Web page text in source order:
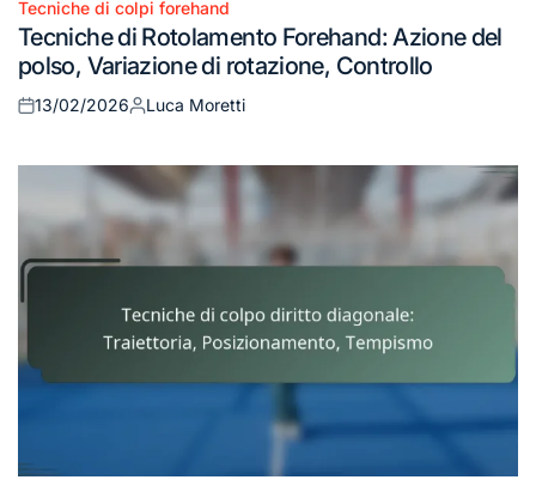
Posted
in
Tecniche di colpi forehand
Tecniche di Rotolamento Forehand: Azione del
polso, Variazione di rotazione, Controllo
Posted
13/02/2026
Posted
Luca Moretti